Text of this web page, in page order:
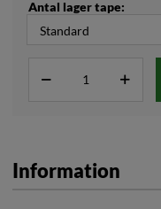
Antal lager tape:
Information